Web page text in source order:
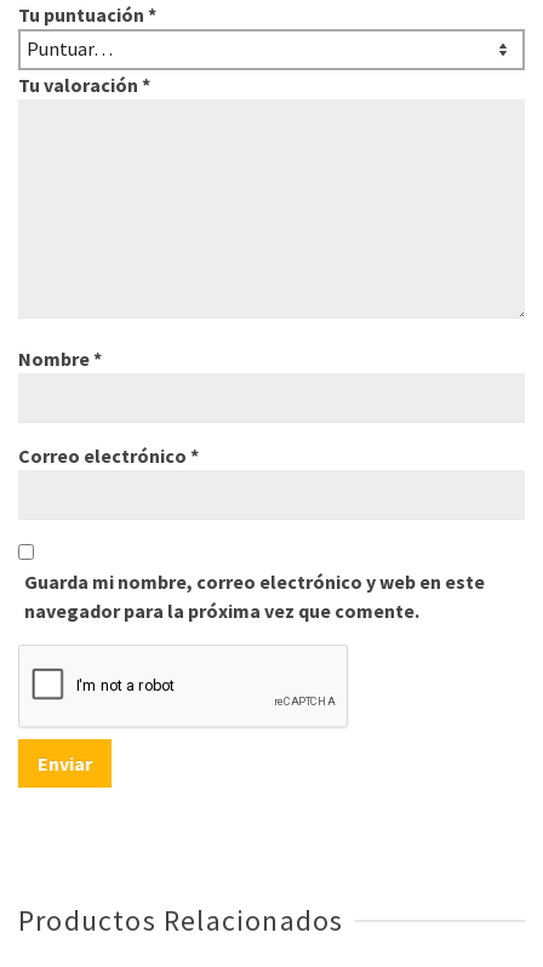
Tu puntuación *
Tu valoración *
Nombre*
Correo electrónico *
Guarda mi nombre, correo electrónico y web en este
navegador para la próxima vez que comente.
Productos Relacionados